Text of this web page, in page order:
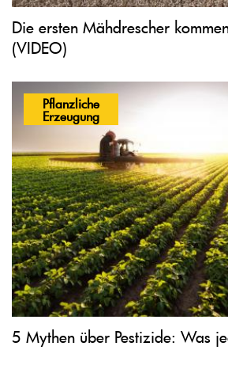
Die ersten Mähdrescher
(VIDEO)
Pflanzliche
Erzeugung
5 Mythen über Pestizide: Was